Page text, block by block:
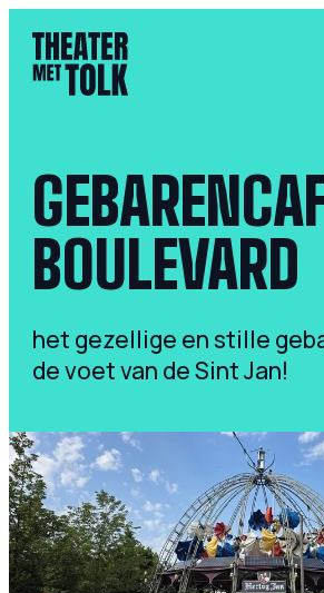
het gezellige en stille
de voet van de Sint Jan!
BOULEVARD